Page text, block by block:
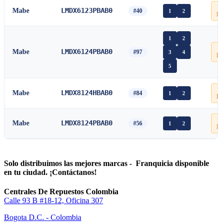
Mabe LMDX6123PBAB0 #40 1 2
Mabe LMDX6124PBAB0 #97
1 2
3 4
5
Mabe LMDX8124HBAB0 #84 1 2
Mabe LMDX8124PBAB0 #56 1 2
Solo distribuimos las mejores marcas - Franquicia disponible
en tu ciudad. ¡Contáctanos!
Centrales De Repuestos Colombia
Calle 93 B #18-12, Oficina 307
Bogota D.C. - Colombia